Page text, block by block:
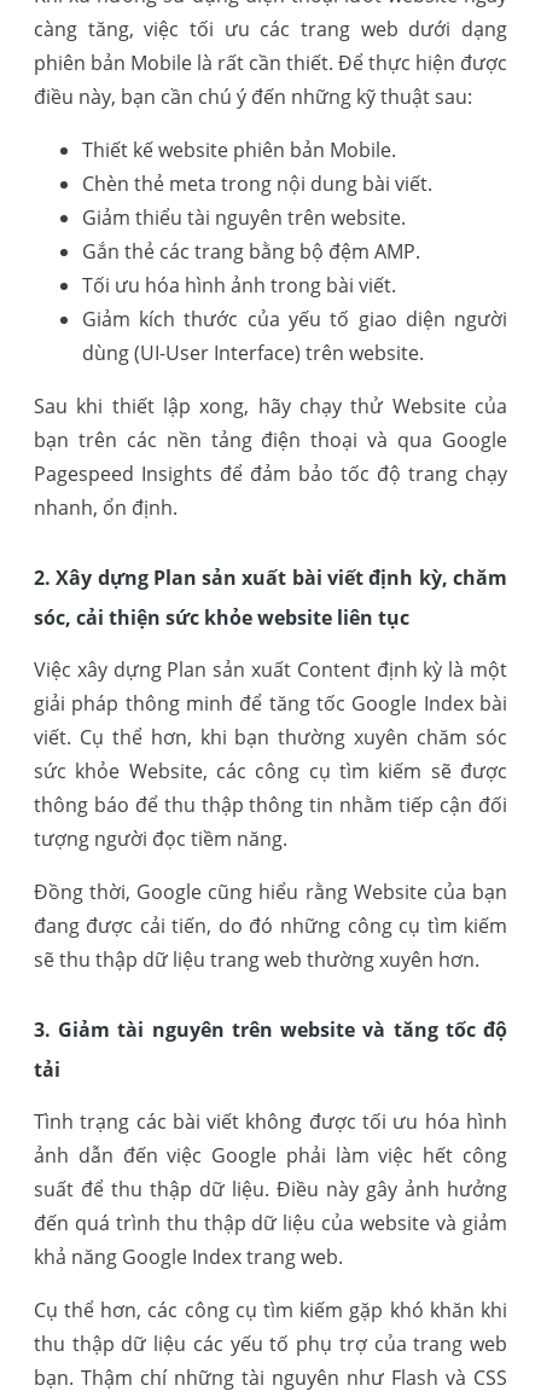
càng tăng, việc tối ưu các trang web dưới dạng
phiên bản Mobile là rất cần thiết. Để thực hiện được
điều này, bạn cần chú ý đến những kỹ thuật sau:
Thiết kế website phiên bản Mobile.
Chèn thẻ meta trong nội dung bài viết.
Giảm thiểu tài nguyên trên website.
Gắn thẻ các trang bằng bộ đệm AMP.
Tối ưu hóa hình ảnh trong bài viết.
Giảm kích thước của yếu tố giao diện người
dùng (UI-User Interface) trên website.
Sau khi thiết lập xong, hãy chạy thử Website của
bạn trên các nền tảng điện thoại và qua Google
Pagespeed Insights để đảm bảo tốc độ trang chạy
nhanh, ổn định.
2. Xây dựng Plan sản xuất bài viết định kỳ, chăm
sóc, cải thiện sức khỏe website liên tục
Việc xây dựng Plan sản xuất Content định kỳ là một
giải pháp thông minh để tăng tốc Google Index bài
viết. Cụ thể hơn, khi bạn thường xuyên chăm sóc
sức khỏe Website, các công cụ tìm kiếm sẽ được
thông báo để thu thập thông tin nhằm tiếp cận đối
tượng người đọc tiềm năng.
Đồng thời, Google cũng hiểu rằng Website của bạn
đang được cải tiến, do đó những công cụ tìm kiếm
sẽ thu thập dữ liệu trang web thường xuyên hơn.
3. Giảm tài nguyên trên website và tăng tốc độ
tải
Tình trạng các bài viết không được tối ưu hóa hình
ảnh dẫn đến việc Google phải làm việc hết công
suất để thu thập dữ liệu. Điều này gây ảnh hưởng
đến quá trình thu thập dữ liệu của website và giảm
khả năng Google Index trang web.
Cụ thể hơn, các công cụ tìm kiếm gặp khó khăn khi
thu thập dữ liệu các yếu tố phụ trợ của trang web
bạn. Thậm chí những tài nguyên như Flash và CSS